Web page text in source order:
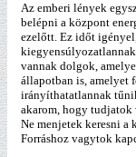
Az emberi lények
belépni a központ
ezelőtt. Ez időt
vannak dolgok,
állapotban is, amelyet
irányíthatatlannak
akarom, hogy
Ne menjetek keresni
Forráshoz vagytok